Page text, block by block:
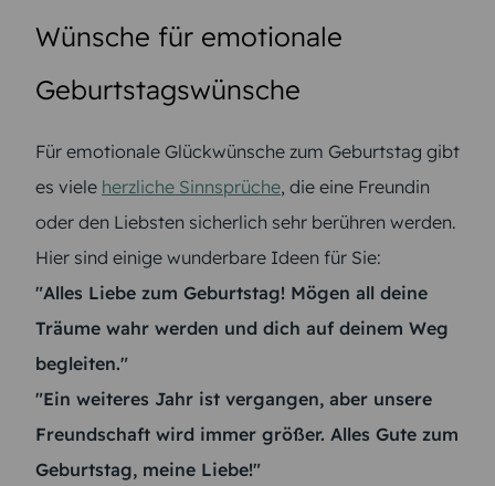
Wünsche für emotionale
Geburtstagswünsche
Für emotionale Glückwünsche zum Geburtstag gibt
es viele herzliche Sinnsprüche, die eine Freundin
oder den Liebsten sicherlich sehr berühren werden.
Hier sind einige wunderbare Ideen für Sie:
"Alles Liebe zum Geburtstag! Mögen all deine
Träume wahr werden und dich auf deinem Weg
begleiten."
"Ein weiteres Jahr ist vergangen, aber unsere
Freundschaft wird immer größer. Alles Gute zum
Geburtstag, meine Liebe!"